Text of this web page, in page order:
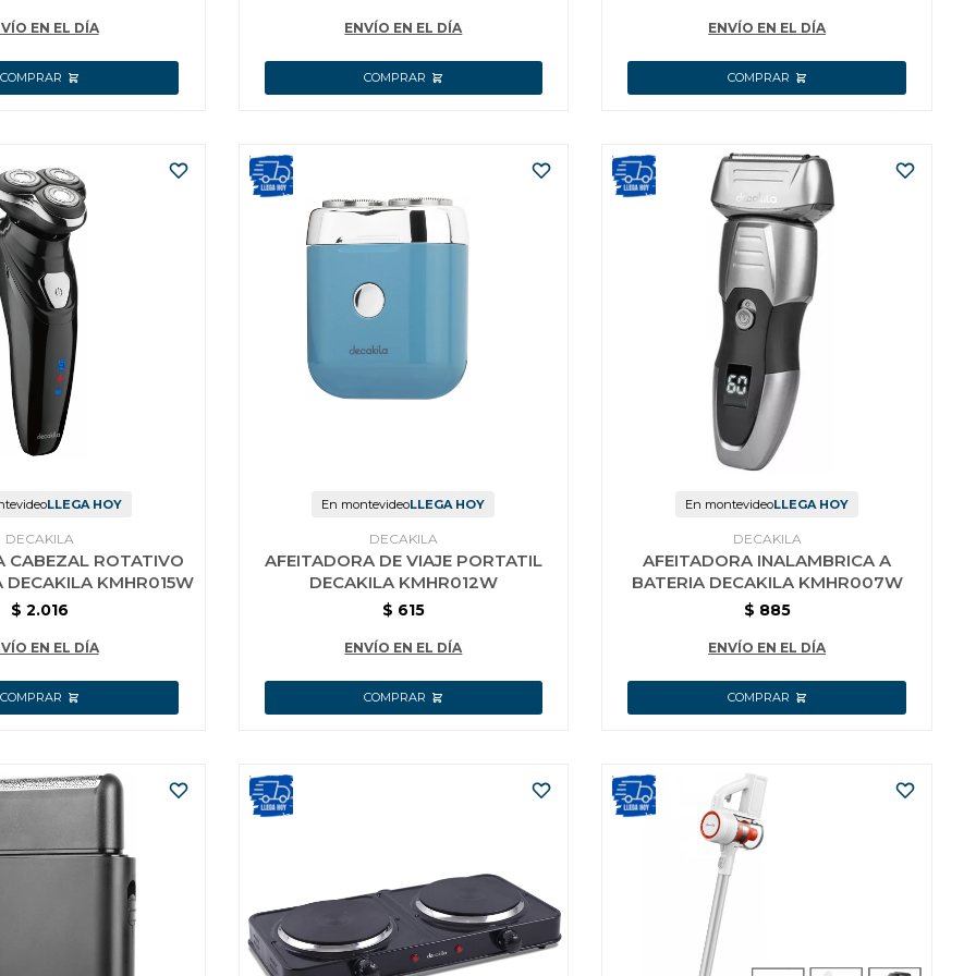
EN EL DÍA ENVÍO EN EL DÍA ENVÍO EN EL DÍA
LLEGA HOY
DECAKILA
CABEZAL ROTATIVO
DECAKILA KMHR015W
$ 2.016
EN EL DÍA
En montevideoLLEGA HOY
DECAKILA
AFEITADORA DE VIAJE PORTATIL
DECAKILA KMHR012W
$ 615
ENVÍO EN EL DÍA
En montevideoLLEGA HOY
DECAKILA
AFEITADORA INALAMBRICA A
BATERIA DECAKILA KMHR007W
$ 885
ENVÍO EN EL DÍA